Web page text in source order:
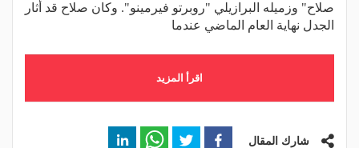
صلاح" وزميله البرازيلي "روبرتو فيرمينو". وكان صلاح قد أثار
الجدل نهاية العام الماضي عندما
اقرأ المزيد
شارك المقال